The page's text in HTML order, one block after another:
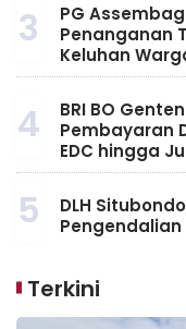
3
PG
Penanganan
Keluhan
4
BRI BO
Pembayaran
EDC hingga
5
DLH
Pengendalian
Terkini